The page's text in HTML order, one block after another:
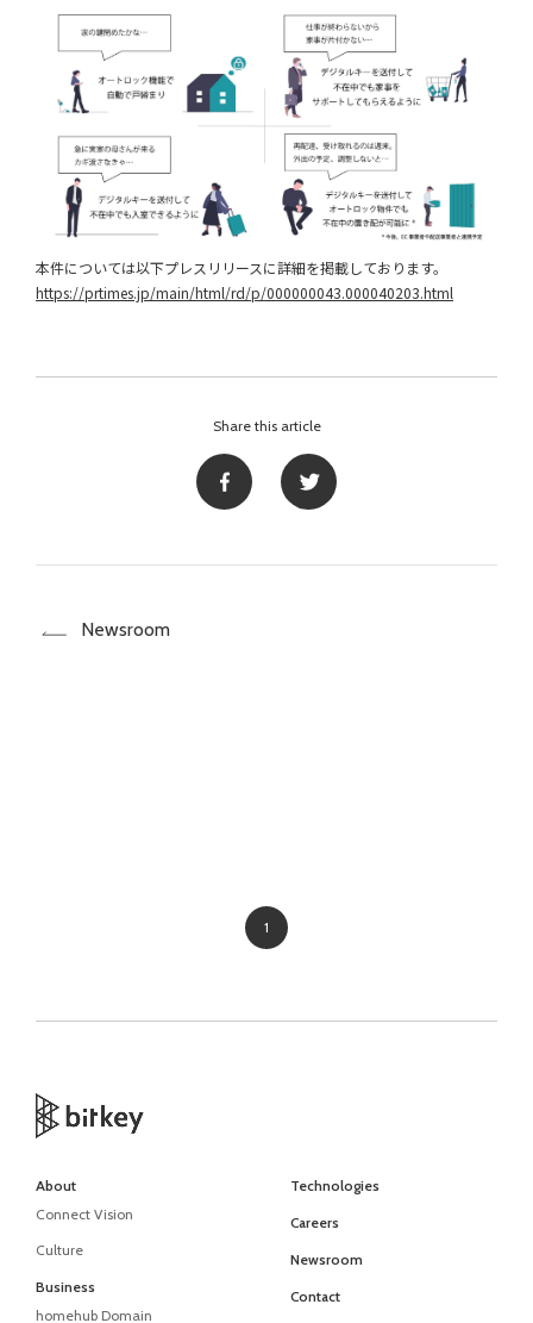
本件については以下プレスリリースに詳細を掲載しております。
https://prtimes.jp/main/html/rd/p/000000043.000040203.html
Share this article
Newsroom
1
About
Connect Vision
Culture
Business
homehub Domain
Technologies
Careers
Newsroom
Contact